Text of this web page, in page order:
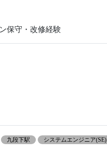
保守・改修経験
九段下駅 システムエンジニア(SE)